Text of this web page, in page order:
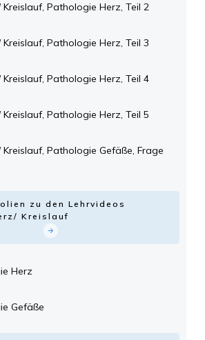
Pathologie Herz, Teil 2
Pathologie Herz, Teil 3
Pathologie Herz, Teil 4
Pathologie Herz, Teil 5
Pathologie Gefäße, Frage
zu den Lehrvideos
Kreislauf
Herz
Gefäße